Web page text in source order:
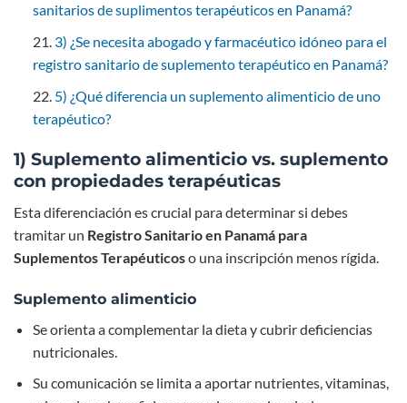
sanitarios de suplimentos terapéuticos en Panamá?
3) ¿Se necesita abogado y farmacéutico idóneo para el
registro sanitario de suplemento terapéutico en Panamá?
5) ¿Qué diferencia un suplemento alimenticio de uno
terapéutico?
1) Suplemento alimenticio vs. suplemento
con propiedades terapéuticas
Esta diferenciación es crucial para determinar si debes
tramitar un Registro Sanitario en Panamá para
Suplementos Terapéuticoso una inscripción menos rígida.
Suplemento alimenticio
Se orienta a complementar la dieta y cubrir deficiencias
nutricionales.
Su comunicación se limita a aportar nutrientes, vitaminas,